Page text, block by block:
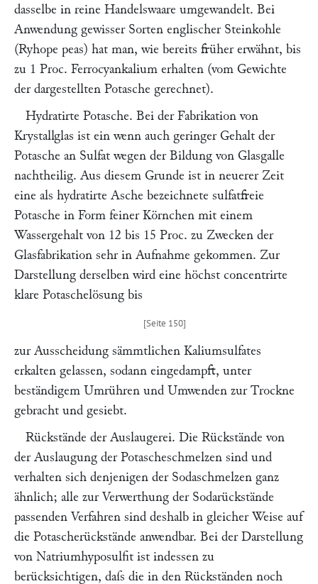
dasselbe in reine Handelswaare umgewandelt. Bei
Anwendung gewisser Sorten englischer Steinkohle
(Ryhope peas) hat man, wie bereits früher erwähnt, bis
zu 1 Proc. Ferrocyankalium erhalten (vom Gewichte
der dargestellten Potasche gerechnet).
Hydratirte Potasche. Bei der Fabrikation von
Krystallglas ist ein wenn auch geringer Gehalt der
Potasche an Sulfat wegen der Bildung von Glasgalle
nachtheilig. Aus diesem Grunde ist in neuerer Zeit
eine als hydratirte Asche bezeichnete sulfatfreie
Potasche in Form feiner Körnchen mit einem
Wassergehalt von 12 bis 15 Proc. zu Zwecken der
Glasfabrikation sehr in Aufnahme gekommen. Zur
Darstellung derselben wird eine höchst concentrirte
klare Potaschelösung bis
zur Ausscheidung sämmtlichen Kaliumsulfates
erkalten gelassen, sodann eingedampft, unter
beständigem Umrühren und Umwenden zur Trockne
gebracht und gesiebt.
Rückstände der Auslaugerei. Die Rückstände von
der Auslaugung der Potascheschmelzen sind und
verhalten sich denjenigen der Sodaschmelzen ganz
ähnlich; alle zur Verwerthung der Sodarückstände
passenden Verfahren sind deshalb in gleicher Weise auf
die Potascherückstände anwendbar. Bei der Darstellung
von Natriumhyposulfit ist indessen zu
berücksichtigen, daſs die in den Rückständen noch